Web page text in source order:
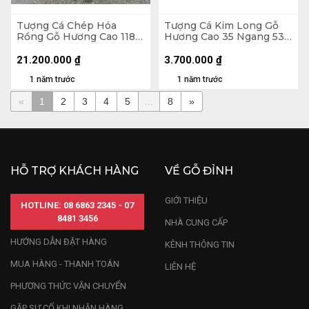
Tượng Cá Chép Hóa
Rồng Gỗ Hương Cao 118
1 năm trước
21.200.000 ₫
Tượng Cá Kim Long Gỗ
Hương Cao 35 Ngang 53
1 năm trước
3.700.000 ₫
« 1 2 3 4 5 8 »
HỖ TRỢ KHÁCH HÀNG
HOTLINE: 08 6863 2345 - 07
8481 3456
HƯỚNG DẪN ĐẶT HÀNG
MUA HÀNG - THANH TOÁN
PHƯƠNG THỨC VẬN CHUYỂN
VỀ GỖ ĐỈNH
GIỚI THIỆU
NHÀ CUNG CẤP
KÊNH THÔNG TIN
LIÊN HỆ